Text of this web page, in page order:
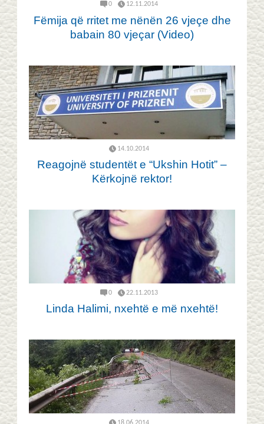
0 12.11.2014
Fëmija që rritet me nënën 26 vjeçe dhe
babain 80 vjeçar (Video)
14.10.2014
Reagojnë studentët e “Ukshin Hotit” –
Kërkojnë rektor!
0 22.11.2013
Linda Halimi, nxehtë e më nxehtë!